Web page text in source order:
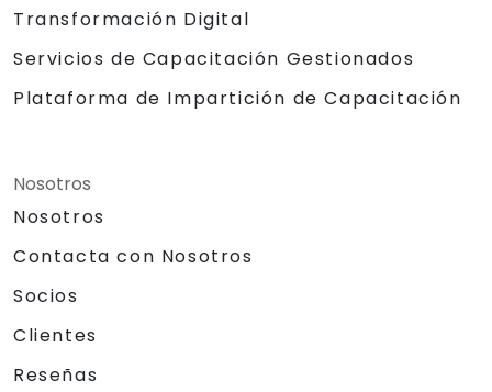
Transformación Digital
Servicios de Capacitación Gestionados
Plataforma de Impartición de Capacitación
Nosotros
Nosotros
Contacta con Nosotros
Socios
Clientes
Reseñas